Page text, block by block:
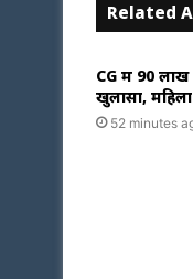
Related
CG में 90
खुलासा,
52 minutes